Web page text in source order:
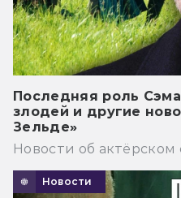
Последняя роль
злодей и другие
Зельде»
Новости об актёрском
Новости